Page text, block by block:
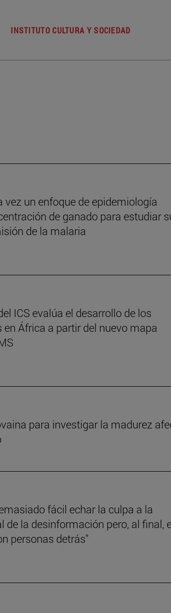
INSTITUTO CULTURA Y SOCIEDAD
vez un enfoque de epidemiología
de ganado para estudiar
de la malaria
ICS evalúa el desarrollo de los
África a partir del nuevo mapa
para investigar la madurez
fácil echar la culpa a la
de la desinformación pero, al final,
personas detrás"